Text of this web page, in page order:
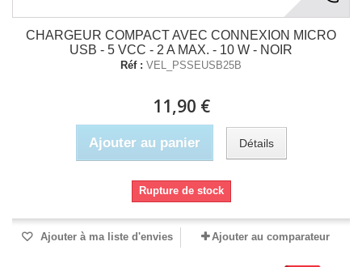
CHARGEUR COMPACT AVEC CONNEXION MICRO
USB - 5 VCC - 2 A MAX. - 10 W - NOIR
Réf : VEL_PSSEUSB25B
11,90 €
Ajouter au panier Détails
Rupture de stock
Ajouter à ma liste d'envies Ajouter au comparateur